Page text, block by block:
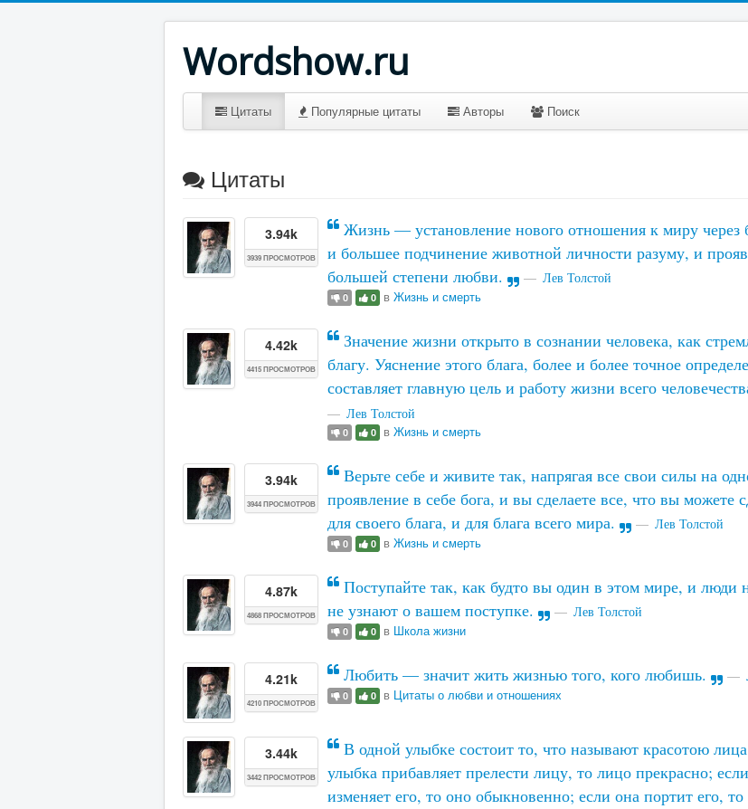
Wordshow.ru
Цитаты Популярные цитаты Авторы Поиск
Цитаты
3.94k
3939 ПРОСМОТРОВ
Жизнь — установление нового отношения к миру через
и большее подчинение животной личности разуму, и
большей степени любви.
Лев Толстой
0 0 в Жизнь и смерть
4.42k
4415 ПРОСМОТРОВ
Значение жизни открыто в сознании человека, как
благу. Уяснение этого блага, более и более точное
составляет главную цель и работу жизни всего
Лев Толстой
0 0 в Жизнь и смерть
3.94k
3944 ПРОСМОТРОВ
Верьте себе и живите так, напрягая все свои силы на
проявление в себе бога, и вы сделаете все, что вы можете
для своего блага, и для блага всего мира.
Лев Толстой
0 0 в Жизнь и смерть
4.87k
4868 ПРОСМОТРОВ
Поступайте так, как будто вы один в этом мире, и люди
не узнают о вашем поступке.
Лев Толстой
0 0 в Школа жизни
4.21k
4210 ПРОСМОТРОВ
Любить — значит жить жизнью того, кого любишь.
0 0 в Цитаты о любви и отношениях
3.44k
3442 ПРОСМОТРОВ
В одной улыбке состоит то, что называют красотою
улыбка прибавляет прелести лицу, то лицо прекрасно;
изменяет его, то оно обыкновенно; если она портит его,